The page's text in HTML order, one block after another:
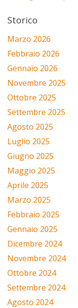
Storico
Marzo 2026
Febbraio 2026
Gennaio 2026
Novembre 2025
Ottobre 2025
Settembre 2025
Agosto 2025
Luglio 2025
Giugno 2025
Maggio 2025
Aprile 2025
Marzo 2025
Febbraio 2025
Gennaio 2025
Dicembre 2024
Novembre 2024
Ottobre 2024
Settembre 2024
Agosto 2024